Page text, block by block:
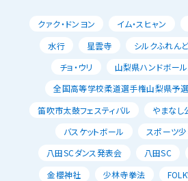
クァク・ドンヨン イム・スヒャン
水行
星雲寺 シルクふれん
チョ・ウリ
山梨県ハンドボー
全国高等学校柔道選手権山梨県予選
笛吹市太鼓フェスティバル
やまなし
バスケットボール
スポーツ
八田SCダンス発表会
八田SC
金櫻神社
少林寺拳法